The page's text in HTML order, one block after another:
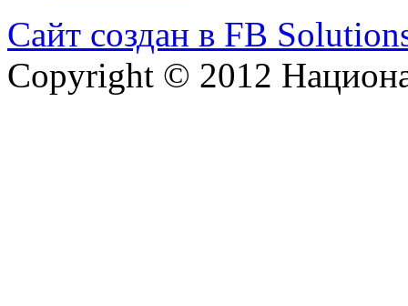
Сайт создан в FB
Copyright © 2012